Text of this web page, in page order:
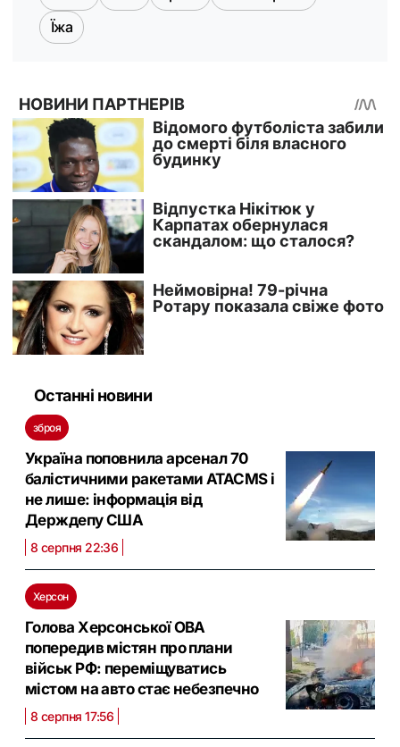
Їжа
Останні новини
зброя
Україна поповнила арсенал 70
балістичними ракетами ATACMS і
не лише: інформація від
Держдепу США
8 серпня 22:36
Херсон
Голова Херсонської ОВА
попередив містян про плани
військ РФ: переміщуватись
містом на авто стає небезпечно
8 серпня 17:56